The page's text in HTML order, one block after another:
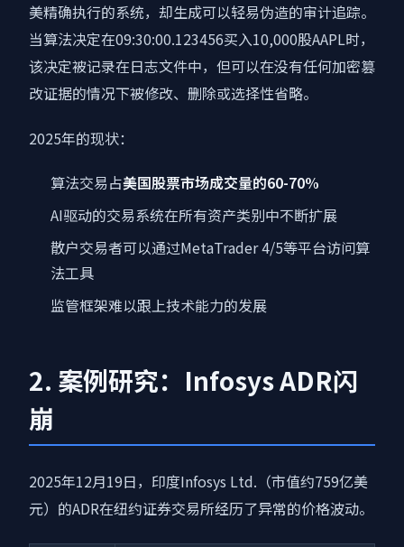
美精确执行的系统，却生成可以轻易伪造的审计追踪。
当算法决定在09:30:00.123456买入10,000股AAPL时，
该决定被记录在日志文件中，但可以在没有任何加密篡
改证据的情况下被修改、删除或选择性省略。
2025年的现状：
算法交易占美国股票市场成交量的60-70%
AI驱动的交易系统在所有资产类别中不断扩展
散户交易者可以通过MetaTrader 4/5等平台访问算
法工具
监管框架难以跟上技术能力的发展
2. 案例研究：Infosys ADR闪
崩
2025年12月19日，印度Infosys Ltd.（市值约759亿美
元）的ADR在纽约证券交易所经历了异常的价格波动。